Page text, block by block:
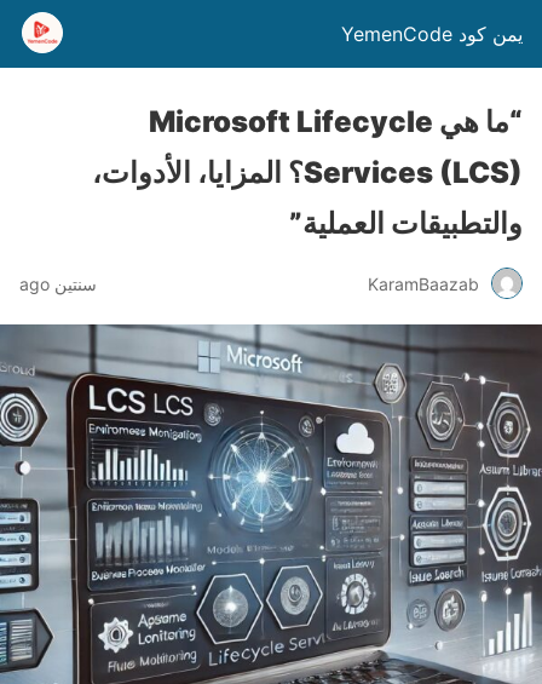
يمن كود YemenCode
“ما هي Microsoft Lifecycle
Services (LCS)؟ المزايا، الأدوات،
والتطبيقات العملية”
KaramBaazab سنتين ago